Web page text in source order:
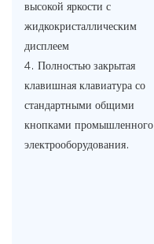
высокой яркости с
жидкокристаллическим
дисплеем
4. Полностью закрытая
клавишная клавиатура со
стандартными общими
кнопками промышленного
электрооборудования.